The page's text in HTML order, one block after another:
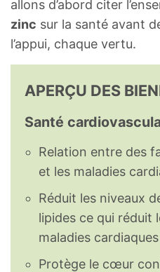
allons d’abord citer
zinc sur la santé avant
l’appui, chaque vertu.
APERÇU DES
Santé
Relation entre des
et les maladies
Réduit les niveaux
lipides ce qui réduit
maladies cardiaques
Protège le cœur